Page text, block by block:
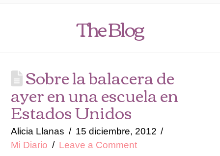
The Blog
Sobre la balacera de
ayer en una escuela en
Estados Unidos
Alicia Llanas
15 diciembre, 2012
Mi Diario
Leave a Comment